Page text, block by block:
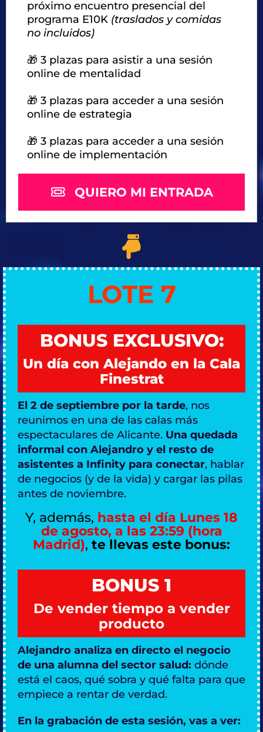
próximo encuentro presencial del
programa E10K (traslados y comidas
no incluidos)
🎁 3 plazas para asistir a una sesión
online de mentalidad
🎁 3 plazas para acceder a una sesión
online de estrategia
🎁 3 plazas para acceder a una sesión
online de implementación
QUIERO MI ENTRADA
LOTE 7
BONUS EXCLUSIVO:
Un día con Alejando en la Cala
Finestrat
El 2 de septiembre por la tarde, nos
reunimos en una de las calas más
espectaculares de Alicante. Una quedada
informal con Alejandro y el resto de
asistentes a Infinity para conectar, hablar
de negocios (y de la vida) y cargar las pilas
antes de noviembre.
Y, además, hasta el día Lunes 18
de agosto, a las 23:59 (hora
Madrid), te llevas este bonus:
BONUS 1
De vender tiempo a vender
producto
Alejandro analiza en directo el negocio
de una alumna del sector salud: dónde
está el caos, qué sobra y qué falta para que
empiece a rentar de verdad.
En la grabación de esta sesión, vas a ver: